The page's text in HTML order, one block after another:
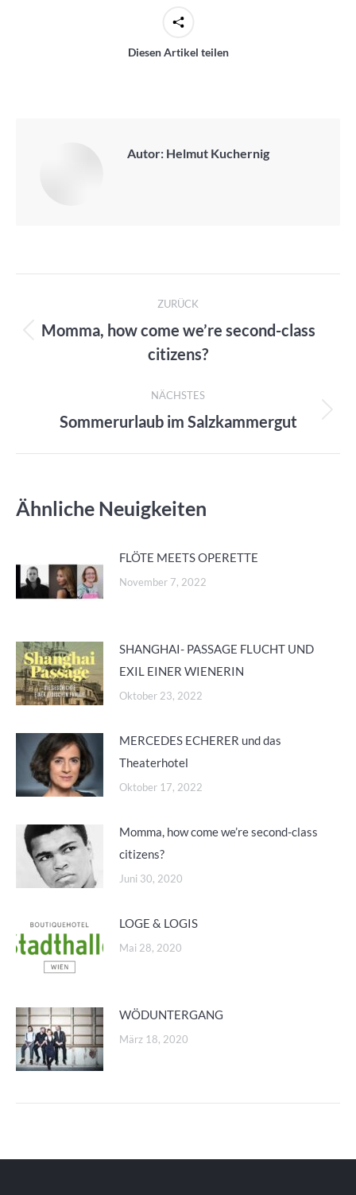
Diesen Artikel teilen
Autor: Helmut Kuchernig
Kommentarnavigation
ZURÜCK
Vorheriger
Beitrag:
Momma, how come we’re second-class
citizens?
NÄCHSTES
Nächster
Sommerurlaub im Salzkammergut
Ähnliche Neuigkeiten
FLÖTE MEETS OPERETTE
November 7, 2022
SHANGHAI- PASSAGE FLUCHT UND
EXIL EINER WIENERIN
Oktober 23, 2022
MERCEDES ECHERER und das
Theaterhotel
Oktober 17, 2022
Momma, how come we’re second-class
citizens?
Juni 30, 2020
LOGE & LOGIS
Mai 28, 2020
WÖDUNTERGANG
März 18, 2020